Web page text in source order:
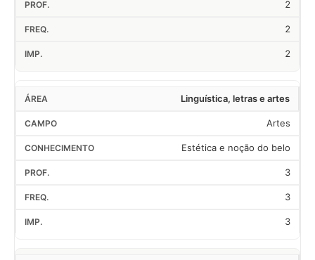
2
2
2
Linguística, letras e artes
Artes
Estética e noção do belo
3
3
3